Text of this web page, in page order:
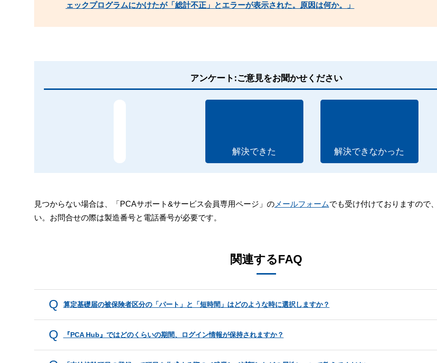
ェックプログラムにかけたが「総計不正」とエラーが表示された。原因は何か。」
アンケート:ご意見をお聞かせください
解決できた 解決できなかった
見つからない場合は、「PCAサポート&サービス会員専用ページ」のメールフォームでも受け付けておりますので
い。お問合せの際は製造番号と電話番号が必要です。
関連するFAQ
算定基礎届の被保険者区分の「パート」と「短時間」はどのような時に選択しますか？
『PCA Hub』ではどのくらいの期間、ログイン情報が保持されますか？